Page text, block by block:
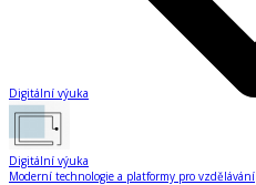
Digitální výuka
Digitální výuka
Moderní technologie a platformy pro vzdělávání